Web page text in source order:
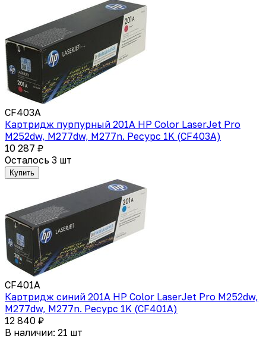
CF403A
Картридж пурпурный 201A HP Color LaserJet Pro
M252dw, M277dw, M277n. Ресурс 1K (CF403A)
10 287 ₽
Осталось 3 шт
Купить
CF401A
Картридж синий 201A HP Color LaserJet Pro M252dw,
M277dw, M277n. Ресурс 1K (CF401A)
12 840 ₽
В наличии: 21 шт